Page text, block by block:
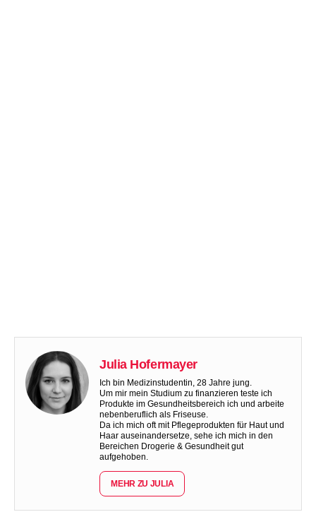
Julia Hofermayer
Ich bin Medizinstudentin, 28 Jahre jung.
Um mir mein Studium zu finanzieren teste ich
Produkte im Gesundheitsbereich ich und arbeite
nebenberuflich als Friseuse.
Da ich mich oft mit Pflegeprodukten für Haut und
Haar auseinandersetze, sehe ich mich in den
Bereichen Drogerie & Gesundheit gut
aufgehoben.
MEHR ZU JULIA